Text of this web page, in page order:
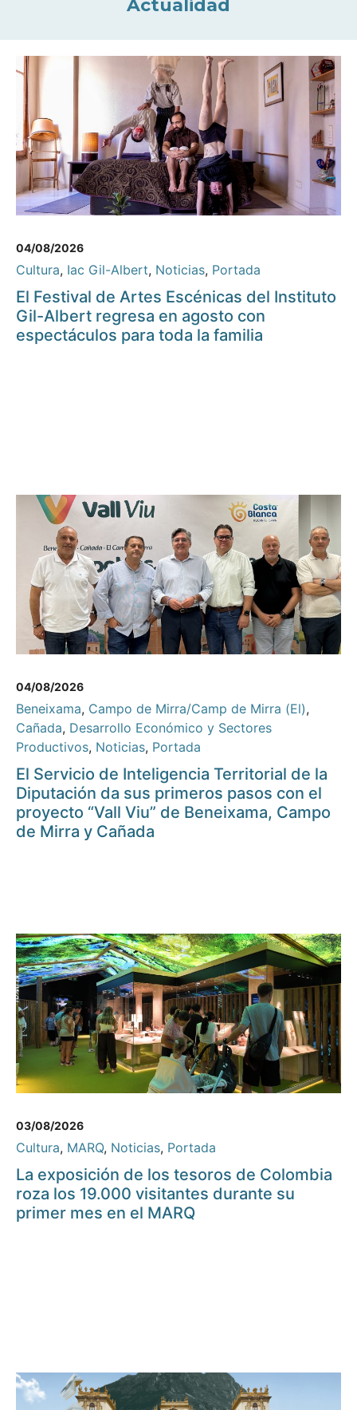
Actualidad
04/08/2026
Cultura, Iac Gil-Albert, Noticias, Portada
El Festival de Artes Escénicas del Instituto
Gil-Albert regresa en agosto con
espectáculos para toda la familia
04/08/2026
Beneixama, Campo de Mirra/Camp de Mirra (El),
Cañada, Desarrollo Económico y Sectores
Productivos, Noticias, Portada
El Servicio de Inteligencia Territorial de la
Diputación da sus primeros pasos con el
proyecto “Vall Viu” de Beneixama, Campo
de Mirra y Cañada
03/08/2026
Cultura, MARQ, Noticias, Portada
La exposición de los tesoros de Colombia
roza los 19.000 visitantes durante su
primer mes en el MARQ